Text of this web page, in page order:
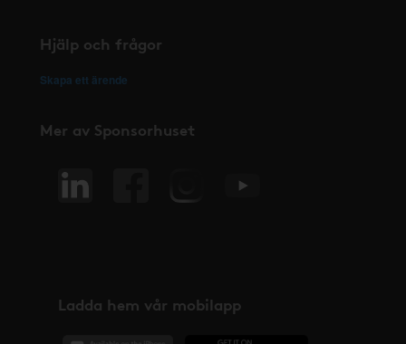
Hjälp och frågor
Skapa ett ärende
Mer av Sponsorhuset
Ladda hem vår mobilapp